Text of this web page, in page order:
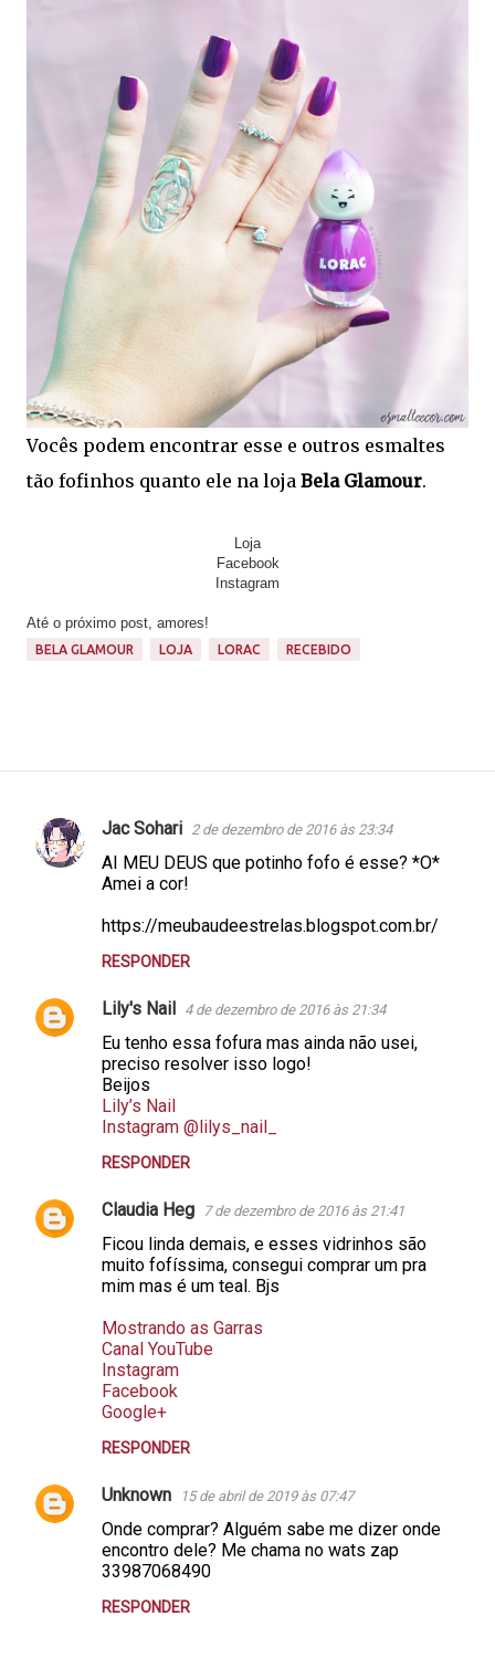
Vocês podem encontrar esse e outros esmaltes
tão fofinhos quanto ele na loja Bela Glamour.
Loja
Facebook
Instagram
Até o próximo post, amores!
BELA GLAMOUR LOJA LORAC RECEBIDO
C
á
Jac Sohari 2 de dezembro de 2016 às 23:34
AI MEU DEUS que potinho fofo é esse? *O*
Amei a cor!
https://meubaudeestrelas.blogspot.com.br/
RESPONDER
Lily's Nail 4 de dezembro de 2016 às 21:34
Eu tenho essa fofura mas ainda não usei,
preciso resolver isso logo!
Beijos
Lily’s Nail
Instagram @lilys_nail_
RESPONDER
Claudia Heg 7 de dezembro de 2016 às 21:41
Ficou linda demais, e esses vidrinhos são
muito fofíssima, consegui comprar um pra
mim mas é um teal. Bjs
Mostrando as Garras
Canal YouTube
Instagram
Facebook
Google+
RESPONDER
Unknown 15 de abril de 2019 às 07:47
Onde comprar? Alguém sabe me dizer onde
encontro dele? Me chama no wats zap
33987068490
RESPONDER